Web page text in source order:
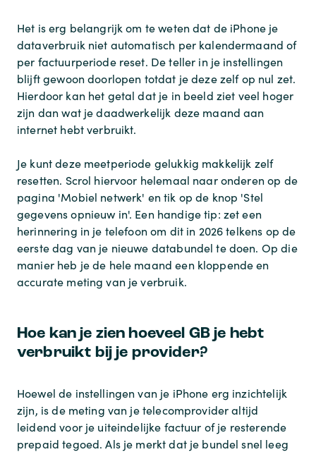
Het is erg belangrijk om te weten dat de iPhone je
dataverbruik niet automatisch per kalendermaand of
per factuurperiode reset. De teller in je instellingen
blijft gewoon doorlopen totdat je deze zelf op nul zet.
Hierdoor kan het getal dat je in beeld ziet veel hoger
zijn dan wat je daadwerkelijk deze maand aan
internet hebt verbruikt.
Je kunt deze meetperiode gelukkig makkelijk zelf
resetten. Scrol hiervoor helemaal naar onderen op de
pagina 'Mobiel netwerk' en tik op de knop 'Stel
gegevens opnieuw in'. Een handige tip: zet een
herinnering in je telefoon om dit in 2026 telkens op de
eerste dag van je nieuwe databundel te doen. Op die
manier heb je de hele maand een kloppende en
accurate meting van je verbruik.
Hoe kan je zien hoeveel GB je hebt
verbruikt bij je provider?
Hoewel de instellingen van je iPhone erg inzichtelijk
zijn, is de meting van je telecomprovider altijd
leidend voor je uiteindelijke factuur of je resterende
prepaid tegoed. Als je merkt dat je bundel snel leeg